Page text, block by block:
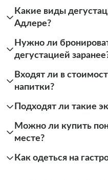
Какие виды
Адлере?
Нужно ли
дегустацией
Входят ли в
напитки?
Подходят ли такие
Можно ли купить
месте?
Как одеться на